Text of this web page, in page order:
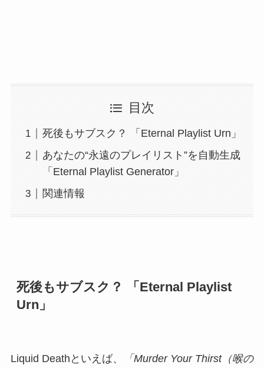
目次
死後もサブスク？ 「Eternal Playlist Urn」
あなたの“永遠のプレイリスト”を自動生成
「Eternal Playlist Generator」
関連情報
死後もサブスク？ 「Eternal Playlist
Urn」
Liquid Deathといえば、
「Murder Your Thirst（喉の